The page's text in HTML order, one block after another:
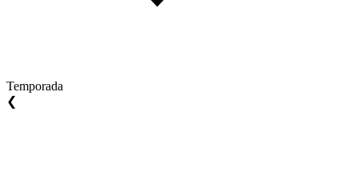
Temporada
❮